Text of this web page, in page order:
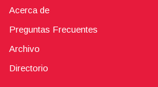
Acerca de
Preguntas Frecuentes
Archivo
Directorio